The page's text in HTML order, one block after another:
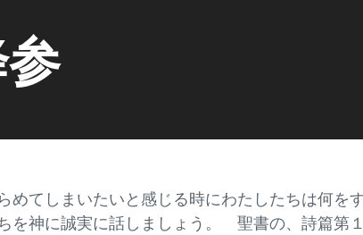
めてしまいたいと感じる時にわたしたちは何
を神に誠実に話しましょう。 聖書の、詩篇第